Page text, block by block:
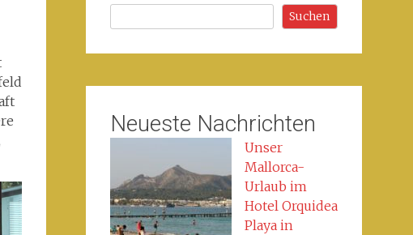
Suchen
Neueste Nachrichten
Unser
Mallorca-
Urlaub im
Hotel Orquidea
Playa in